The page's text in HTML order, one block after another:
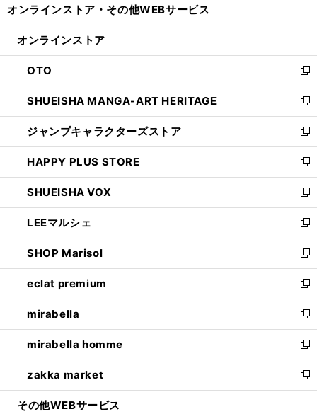
開
ン
ウ
で
開
く
ウ
ン
ド
ウ
で
開
く
オンラインストア・ その他WEBサービス
オンラインストア
OTO
新
し
い
ウ
ィ
ン
ド
ウ
で
開
く
SHUEISHA MANGA-ART HERITAGE
新
し
い
ウ
ィ
ン
ド
ウ
で
開
く
ジャンプキャラクターズストア
新
し
い
ウ
ィ
ン
ド
ウ
で
開
く
HAPPY PLUS STORE
新
し
い
ウ
ィ
ン
ド
ウ
で
開
く
SHUEISHA VOX
新
し
い
ウ
ィ
ン
ド
ウ
で
開
く
LEEマルシェ
新
し
い
ウ
ィ
ン
ド
ウ
で
開
く
SHOP Marisol
新
し
い
ウ
ィ
ン
ド
ウ
で
開
eclat premium
新
し
い
ウ
ィ
ン
ド
ウ
mirabella
新
し
い
ウ
ィ
ン
mirabella homme
新
し
い
ウ
zakka market
新
し
その他WEBサービス